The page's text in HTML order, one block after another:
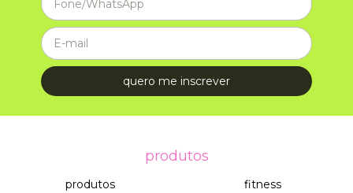
produtos
produtos
fitness